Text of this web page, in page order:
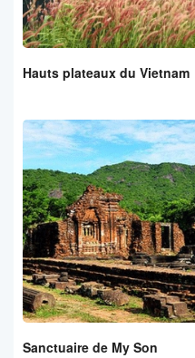
Hauts plateaux du Vietnam
Sanctuaire de My Son